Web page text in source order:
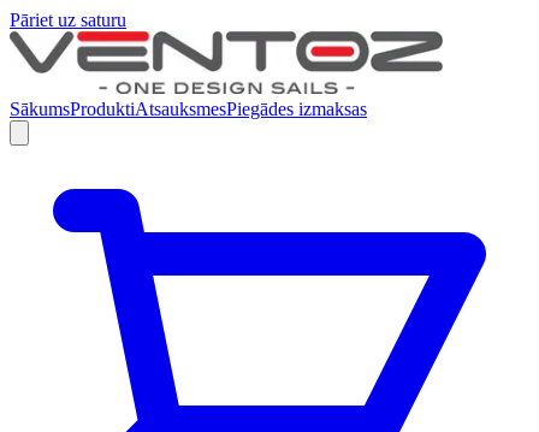
Pāriet uz saturu
SākumsProduktiAtsauksmesPiegādes izmaksas